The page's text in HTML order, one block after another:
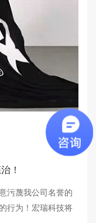
！
污蔑我公司名誉的
行为！宏瑞科技将